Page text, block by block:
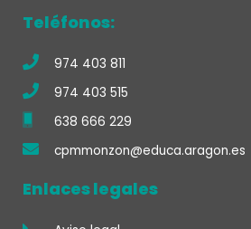
Teléfonos:
974 403 811
974 403 515
638 666 229
cpmmonzon@educa.aragon.es
Enlaces legales